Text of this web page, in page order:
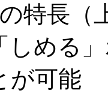
特長（
しめる
が可能